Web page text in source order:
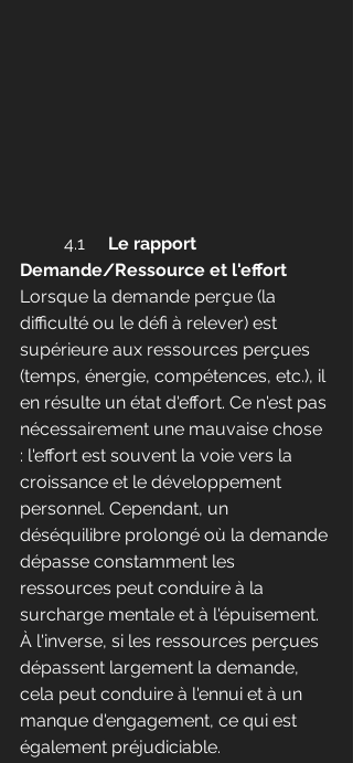
Le rapport
Demande/Ressource et l'effort
Lorsque la demande perçue (la
difficulté ou le défi à relever) est
supérieure aux ressources perçues
(temps, énergie, compétences, etc.), il
en résulte un état d'effort. Ce n'est pas
nécessairement une mauvaise chose
: l'effort est souvent la voie vers la
croissance et le développement
personnel. Cependant, un
déséquilibre prolongé où la demande
dépasse constamment les
ressources peut conduire à la
surcharge mentale et à l'épuisement.
À l'inverse, si les ressources perçues
dépassent largement la demande,
cela peut conduire à l'ennui et à un
manque d'engagement, ce qui est
également préjudiciable.